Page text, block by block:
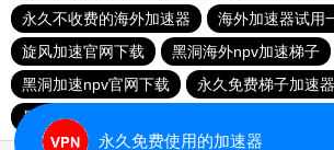
永久不收费的海外加速器
海外加速器试用
旋风加速官网下载
黑洞海外npv加速梯子
黑洞加速npv官网下载
永久免费梯子加速
暴雪加速器
永久免费使用的加速器